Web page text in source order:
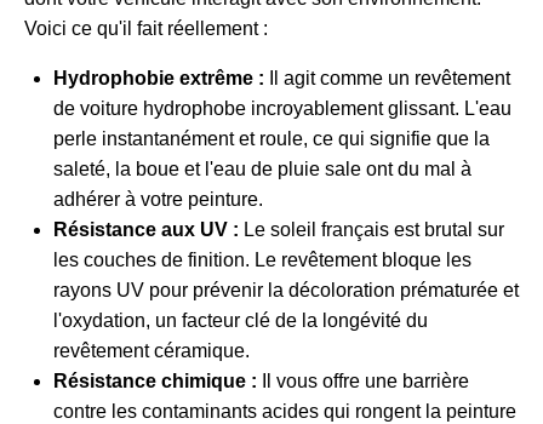
Voici ce qu'il fait réellement :
Hydrophobie extrême : Il agit comme un revêtement
de voiture hydrophobe incroyablement glissant. L'eau
perle instantanément et roule, ce qui signifie que la
saleté, la boue et l'eau de pluie sale ont du mal à
adhérer à votre peinture.
Résistance aux UV : Le soleil français est brutal sur
les couches de finition. Le revêtement bloque les
rayons UV pour prévenir la décoloration prématurée et
l'oxydation, un facteur clé de la longévité du
revêtement céramique.
Résistance chimique : Il vous offre une barrière
contre les contaminants acides qui rongent la peinture